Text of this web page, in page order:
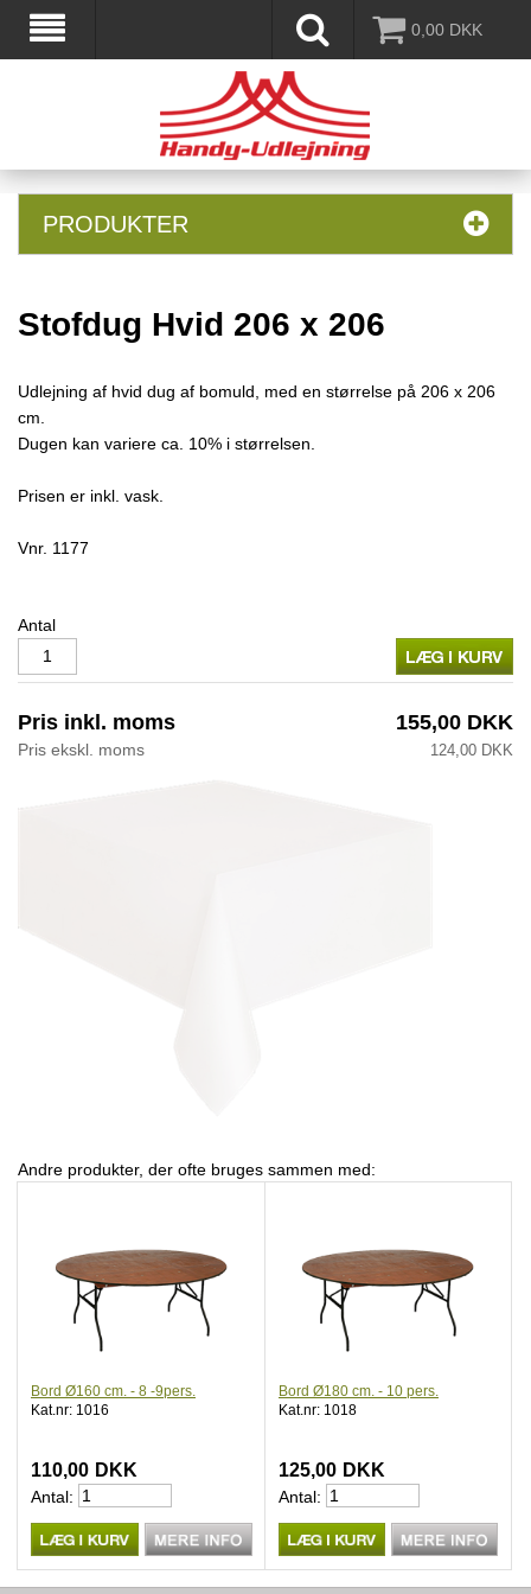
0,00 DKK
PRODUKTER
Stofdug Hvid 206 x 206
Udlejning af hvid dug af bomuld, med en størrelse på 206 x 206
cm.
Dugen kan variere ca. 10% i størrelsen.
Prisen er inkl. vask.
Vnr. 1177
Antal
Pris inkl. moms 155,00 DKK
Pris ekskl. moms 124,00 DKK
Andre produkter, der ofte bruges sammen med:
Bord Ø160 cm. - 8 -9pers.
Kat.nr: 1016
110,00 DKK
Antal:
Bord Ø180 cm. - 10 pers.
Kat.nr: 1018
125,00 DKK
Antal: